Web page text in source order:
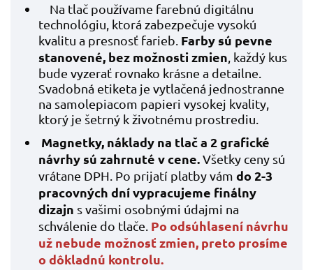
Na tlač používame farebnú digitálnu
technológiu, ktorá zabezpečuje vysokú
kvalitu a presnosť farieb. Farby sú pevne
stanovené, bez možnosti zmien , každý kus
bude vyzerať rovnako krásne a detailne.
Svadobná etiketa je vytlačená jednostranne
na samolepiacom papieri vysokej kvality,
ktorý je šetrný k životnému prostrediu.
Magnetky, náklady na tlač a 2 grafické
návrhy sú zahrnuté v cene.Všetky ceny sú
vrátane DPH. Po prijatí platby vám do 2-3
pracovných dní vypracujeme finálny
dizajn s vašimi osobnými údajmi na
schválenie do tlače. Po odsúhlasení návrhu
už nebude možnosť zmien, preto prosíme
o dôkladnú kontrolu.